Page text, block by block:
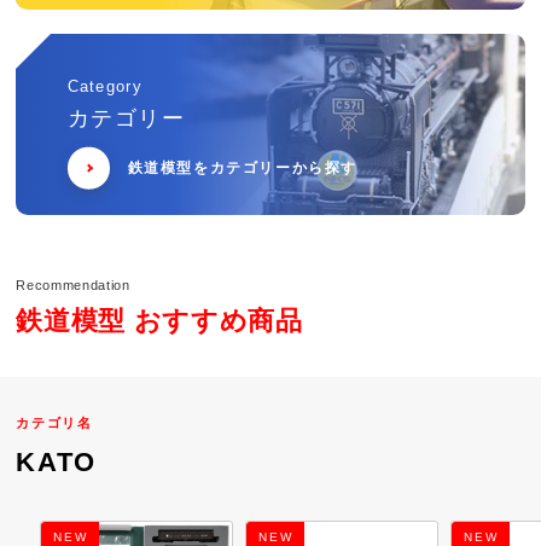
Category
カテゴリー
鉄道模型をカテゴリーから探す
Recommendation
鉄道模型 おすすめ商品
カテゴリ名
KATO
NEW NEW NEW